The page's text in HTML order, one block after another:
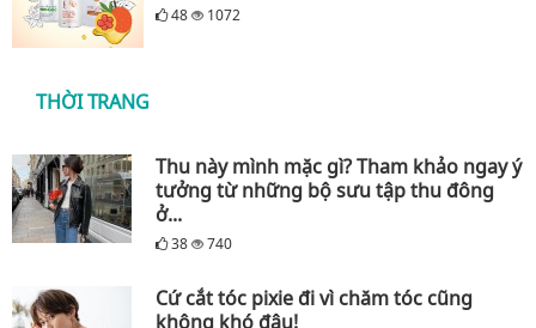
48 1072
THỜI TRANG
Thu này mình mặc gì? Tham khảo ngay ý
tưởng từ những bộ sưu tập thu đông
ở...
38 740
Cứ cắt tóc pixie đi vì chăm tóc cũng
không khó đâu!